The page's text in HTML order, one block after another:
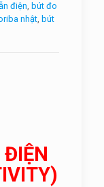
điện, bút đo
nhật, bút
ĐIỆN